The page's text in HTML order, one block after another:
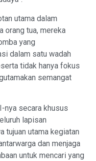
utama dalam
orang tua, mereka
yang
dalam satu wadah
tidak hanya fokus
semangat
nya secara khusus
lapisan
tujuan utama kegiatan
dan menjaga
untuk mencari yang